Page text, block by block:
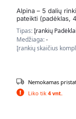
Alpina – 5 dalių
pateikti (padėklas,
Tipas:Įrankių Padėklai
Medžiaga:-
Įrankių skaičius
Liko tik 4 vnt.
Nemokamas